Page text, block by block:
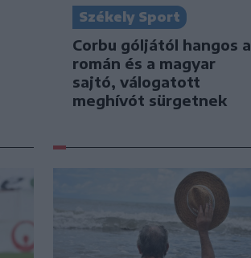
Székely Sport
Corbu góljától hangos a
román és a magyar
sajtó, válogatott
meghívót sürgetnek